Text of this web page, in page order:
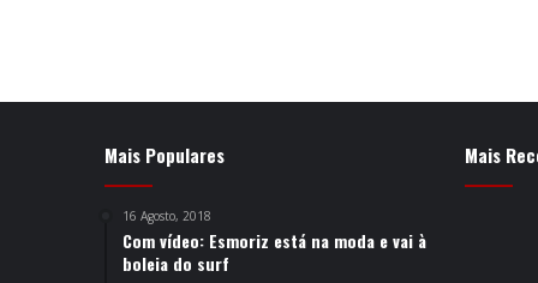
Mais Populares
16 Agosto, 2018
Com vídeo: Esmoriz está na moda e vai à
boleia do surf
Mais